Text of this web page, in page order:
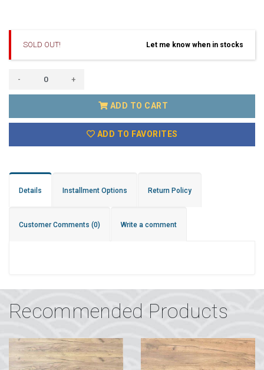
SOLD OUT! Let me know when in stocks
- +
ADD TO CART
ADD TO FAVORITES
Details Installment Options Return Policy
Customer Comments (0) Write a comment
Recommended Products